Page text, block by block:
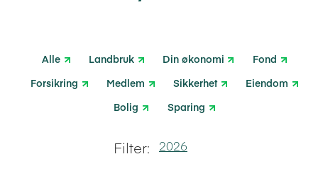
Alle Landbruk Din økonomi
Fond
Forsikring
Medlem Sikkerhet
Eiendom
Bolig
Sparing
Filter: Nyeste
2024
2025
2026